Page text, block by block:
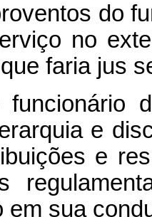
do
no
faria jus
e
e
em sua